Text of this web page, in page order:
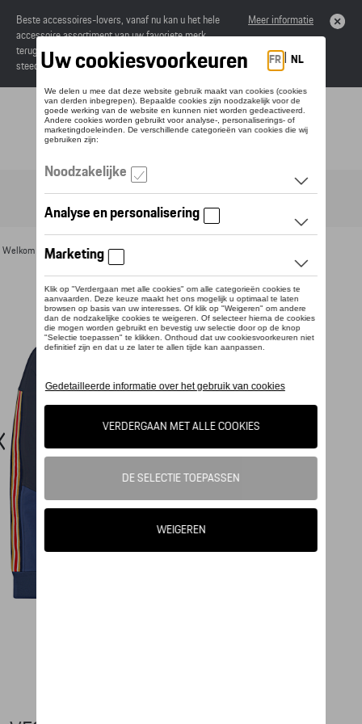
Beste accessoires-lovers, vanaf nu kan u het hele
accessoire assortiment van uw favoriete merk
terugvinden in de online catalogus. Deze kunnen
steeds besteld worden via uw dealer.
Meer informatie
Toggle navigation
Welkom >Voor u >Textiel >